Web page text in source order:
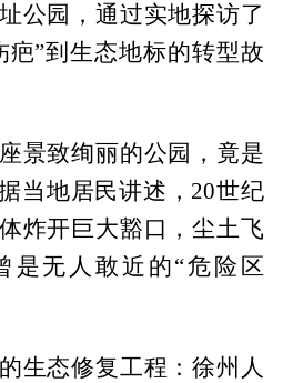
公园，通过实地探访了
疤”到生态地标的转型故
景致绚丽的公园，竟是
当地居民讲述，20世纪
炸开巨大豁口，尘土飞
是无人敢近的“危险区
生态修复工程：徐州人